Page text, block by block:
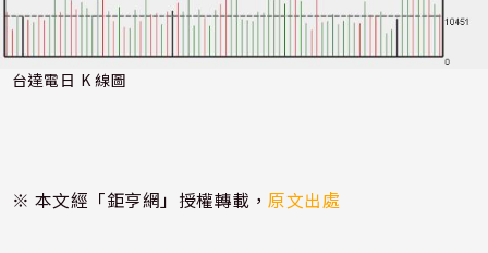
台達電日 K 線圖
※ 本文經「鉅亨網」授權轉載，原文出處